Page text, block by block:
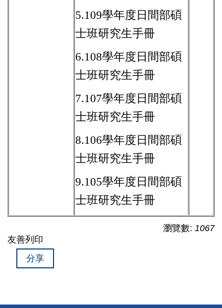
5.109學年度 日間部碩
士班研究生手冊
6.108學年度 日間部碩
士班研究生手冊
7.107學年度 日間部碩
士班研究生手冊
8.106學年度 日間部碩
士班研究生手冊
9.105學年度 日間部碩
士班研究生手冊
瀏覽數: 1067
友善列印
分享